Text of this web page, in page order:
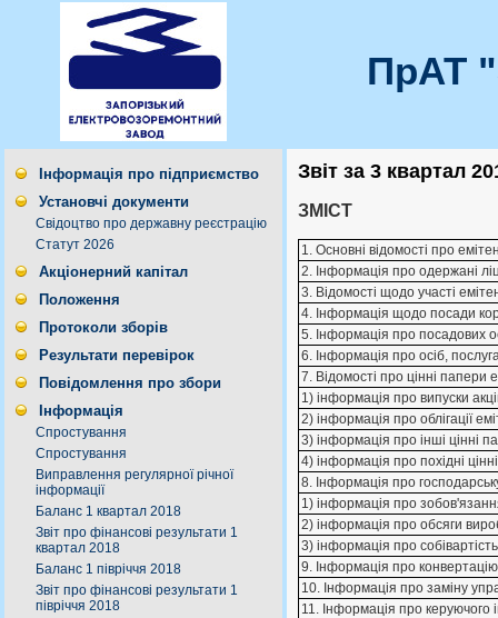
ПрАТ
Інформація про підприємство
Установчі документи
Свідоцтво про державну реєстрацію
Статут 2026
Акціонерний капітал
Положення
Протоколи зборів
Результати перевірок
Повідомлення про збори
Інформація
Спростування
Спростування
Виправлення регулярної річної
інформації
Баланс 1 квартал 2018
Звіт про фінансові результати 1
квартал 2018
Баланс 1 півріччя 2018
Звіт про фінансові результати 1
півріччя 2018
Звіт за 3 квартал
ЗМІСТ
1. Основні відомості про
2. Інформація про одержані
3. Відомості щодо участі
4. Інформація щодо посади
5. Інформація про посадових
6. Інформація про осіб,
7. Відомості про цінні папери
1) інформація про випуски
2) інформація про облігації
3) інформація про інші цінні
4) інформація про похідні
8. Інформація про
1) інформація про
2) інформація про обсяги
3) інформація про
9. Інформація про
10. Інформація про заміну
11. Інформація про керуючого